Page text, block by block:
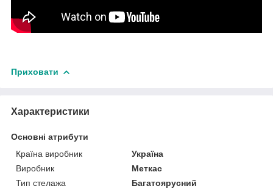
Приховати
Характеристики
Основні атрибути
Країна виробник
Україна
Виробник
Меткас
Тип стелажа
Багатоярусний